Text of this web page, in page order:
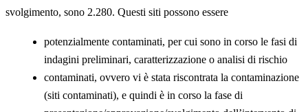
svolgimento, sono 2.280. Questi siti possono essere
potenzialmente contaminati, per cui sono in corso le fasi di
indagini preliminari, caratterizzazione o analisi di rischio
contaminati, ovvero vi è stata riscontrata la contaminazione
(siti contaminati), e quindi è in corso la fase di